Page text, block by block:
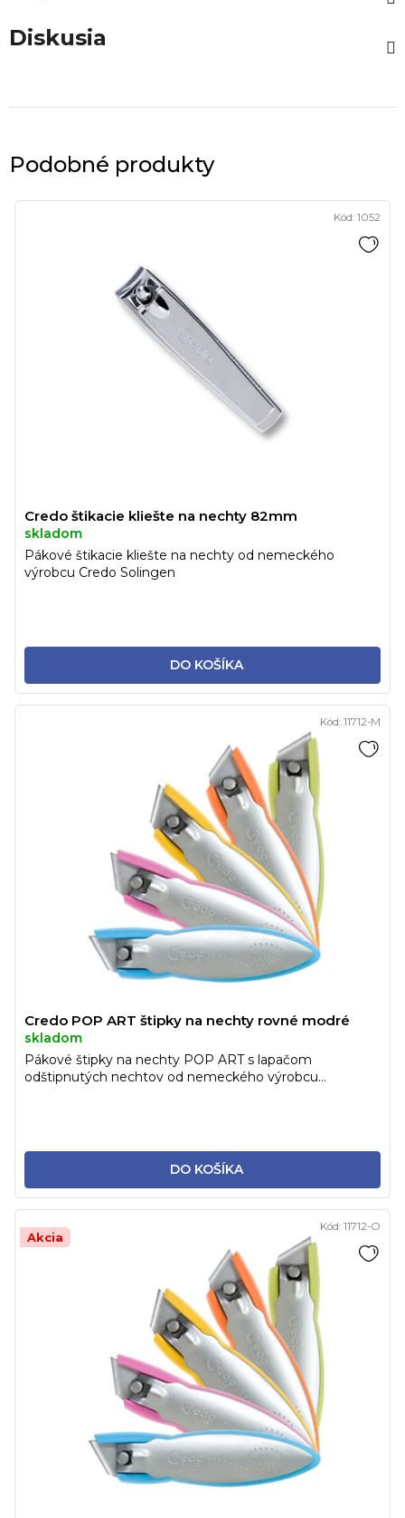
Diskusia
Podobné produkty
Credo štikacie kliešte na nechty 82mm
skladom
DO KOŠÍKA
Pákové štikacie kliešte na nechty od nemeckého
výrobcu Credo Solingen
Kód: 1052
Credo POP ART štipky na nechty rovné modré
skladom
DO KOŠÍKA
Pákové štipky na nechty POP ART s lapačom
odštipnutých nechtov od nemeckého výrobcu...
Kód: 11712-M
Akcia
Kód: 11712-O